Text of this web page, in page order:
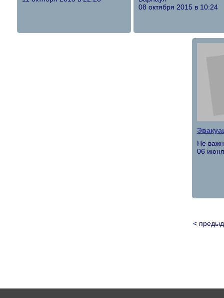
08 октября 2015 в 10:24
Не
06
<